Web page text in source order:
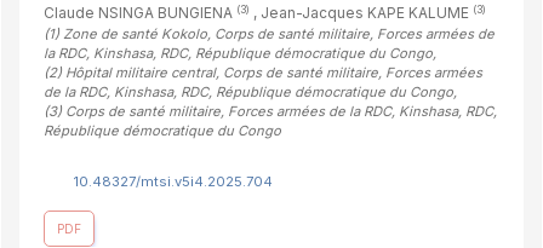
Claude NSINGA BUNGIENA (3) , Jean-Jacques KAPE KALUME (3)
(1) Zone de santé Kokolo, Corps de santé militaire, Forces armées de
la RDC, Kinshasa, RDC, République démocratique du Congo,
(2) Hôpital militaire central, Corps de santé militaire, Forces armées
de la RDC, Kinshasa, RDC, République démocratique du Congo,
(3) Corps de santé militaire, Forces armées de la RDC, Kinshasa, RDC,
République démocratique du Congo
10.48327/mtsi.v5i4.2025.704
PDF